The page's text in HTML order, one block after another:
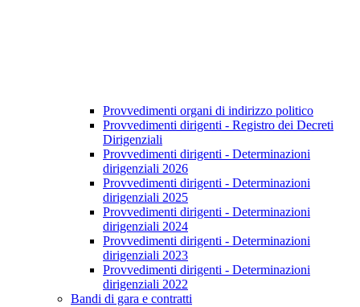
Provvedimenti organi di indirizzo politico
Provvedimenti dirigenti - Registro dei Decreti
Dirigenziali
Provvedimenti dirigenti - Determinazioni
dirigenziali 2026
Provvedimenti dirigenti - Determinazioni
dirigenziali 2025
Provvedimenti dirigenti - Determinazioni
dirigenziali 2024
Provvedimenti dirigenti - Determinazioni
dirigenziali 2023
Provvedimenti dirigenti - Determinazioni
dirigenziali 2022
Bandi di gara e contratti